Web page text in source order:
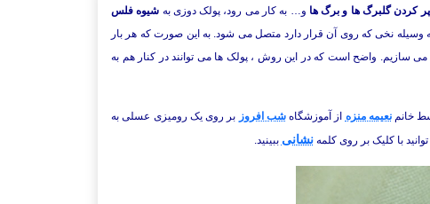
پر کردن گلبرگ ها و برگ ها و… به کار می رود، پولک دوزی به شیوه فلس
وسیله نخی که روی آن قرار دارد متصل می شود. به این صورت که هر بار
سازیم. واضح است که در این روش ، پولک ها می توانند در کنار هم به
خانمنعیمه منزه از آموزشگاهشب افروز بر روی یک رومیزی عسلی به
با کلیک بر روی کلمهنشانی ببینید.